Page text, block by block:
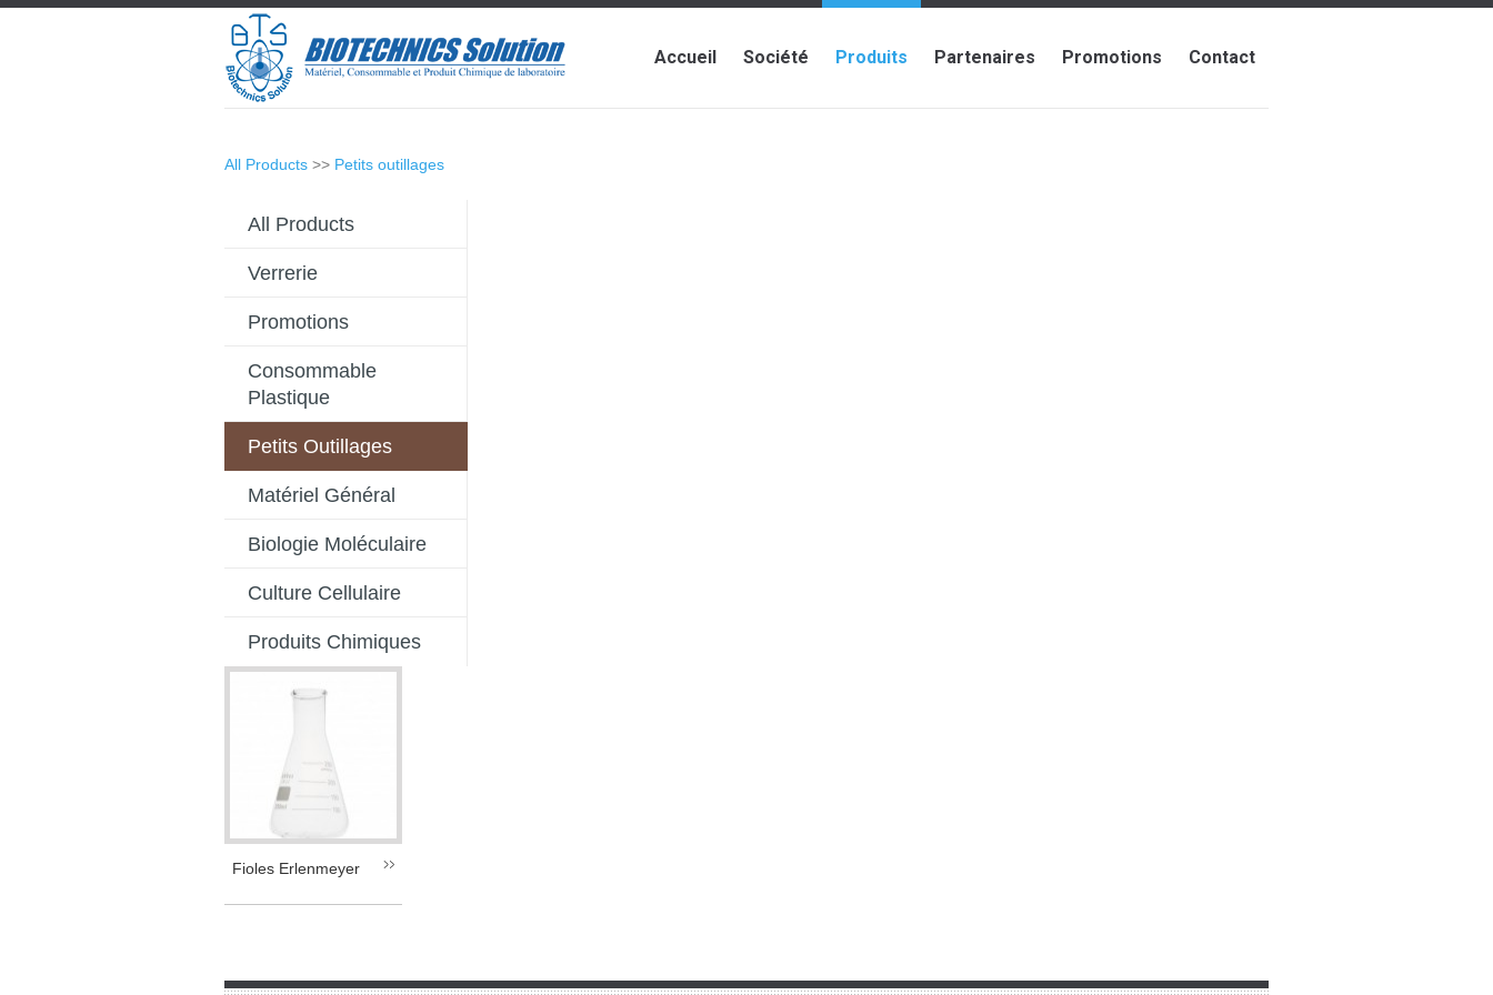
Accueil Société Produits Partenaires Promotions Contact
All Products >> Petits outillages
All Products
Verrerie
Promotions
Consommable
Plastique
Petits Outillages
Matériel Général
Biologie Moléculaire
Culture Cellulaire
Produits Chimiques
Fioles Erlenmeyer